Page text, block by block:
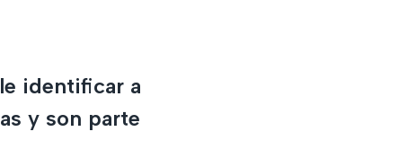
identificar a
y son parte